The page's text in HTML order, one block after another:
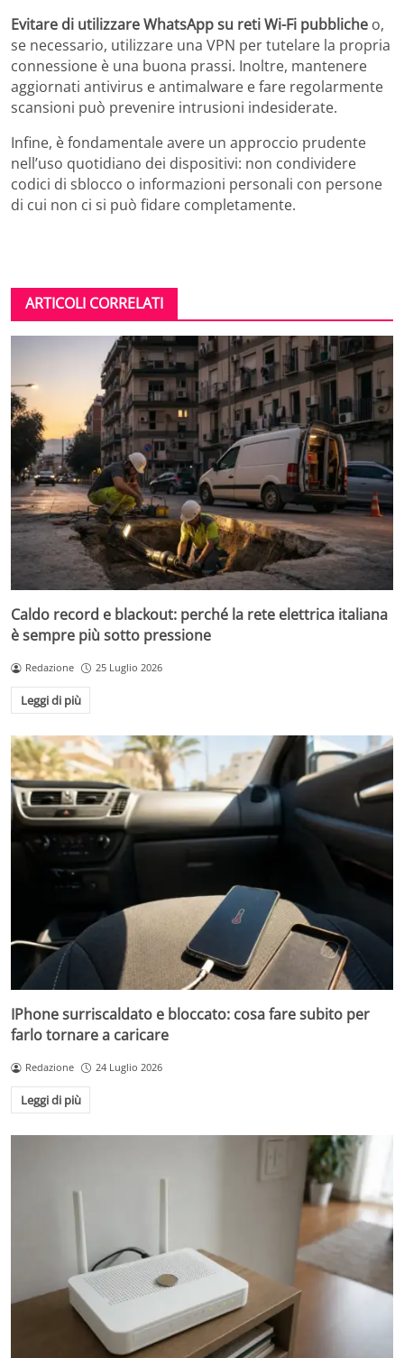
Evitare di utilizzare WhatsApp su reti Wi-Fi pubbliche o,
se necessario, utilizzare una VPN per tutelare la propria
connessione è una buona prassi. Inoltre, mantenere
aggiornati antivirus e antimalware e fare regolarmente
scansioni può prevenire intrusioni indesiderate.
Infine, è fondamentale avere un approccio prudente
nell’uso quotidiano dei dispositivi: non condividere
codici di sblocco o informazioni personali con persone
di cui non ci si può fidare completamente.
ARTICOLI CORRELATI
Caldo record e blackout: perché la rete elettrica italiana
è sempre più sotto pressione
Redazione 25 Luglio 2026
Leggi di più
IPhone surriscaldato e bloccato: cosa fare subito per
farlo tornare a caricare
Redazione 24 Luglio 2026
Leggi di più